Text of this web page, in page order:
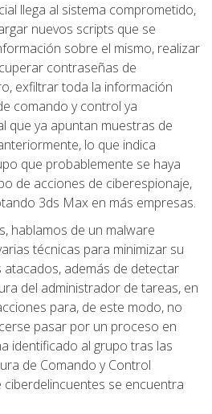
llega al sistema comprometido,
nuevos scripts que se
sobre el mismo, realizar
contraseñas de
exfiltrar toda la información
comando y control ya
que ya apuntan muestras de
lo que indica
que probablemente se haya
de acciones de ciberespionaje,
3ds Max en más empresas.
hablamos de un malware
técnicas para minimizar su
además de detectar
del administrador de tareas, en
para, de este modo, no
pasar por un proceso en
identificado al grupo tras las
de Comando y Control
se encuentra